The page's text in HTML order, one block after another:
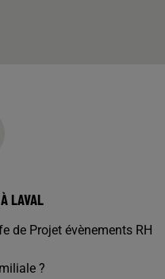
LAVAL
de Projet évènements RH
?